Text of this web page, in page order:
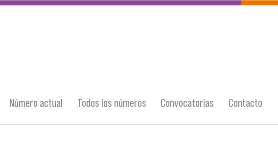
Número actual Todos los números Convocatorias Contacto